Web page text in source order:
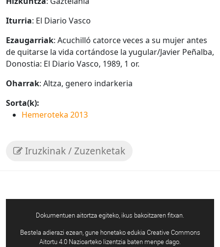
Iturria: El Diario Vasco
Ezaugarriak: Acuchilló catorce veces a su mujer antes
de quitarse la vida cortándose la yugular/Javier Peñalba,
Donostia: El Diario Vasco, 1989, 1 or.
Oharrak: Altza, genero indarkeria
Sorta(k):
Hemeroteka 2013
Iruzkinak / Zuzenketak
Dokumentuen aitortza egiteko, ikus bakoitzaren fitxan.
Bestela adierazi ezean, gune honetako edukia Creative Commons
Aitortu 4.0 Nazioarteko lizentzia baten menpe dago.